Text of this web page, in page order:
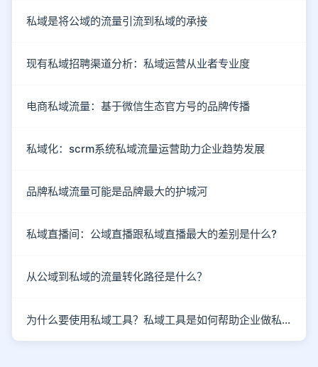
私域是将公域的流量引流到私域的承接
现有私域招聘渠道分析：私域运营从业者专业度
电商私域流量：基于微信生态官方号的品牌传播
私域化：scrm系统私域流量运营助力企业趋势发展
品牌私域流量可能是品牌最大的护城河
私域直播间：公域直播跟私域直播最大的差别是什么?
从公域到私域的流量转化路径是什么？
为什么要使用私域工具？私域工具是如何帮助企业做私域的？